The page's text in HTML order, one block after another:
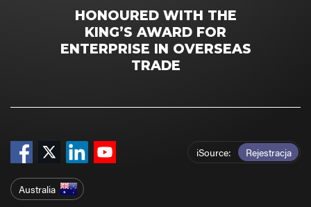
HONOURED WITH THE
KING’S AWARD FOR
ENTERPRISE IN OVERSEAS
TRADE
iSource Rejestracja
Australia